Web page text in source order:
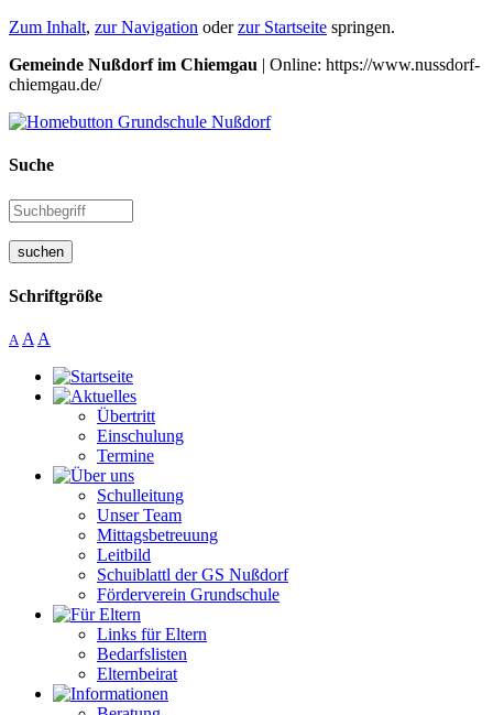
Zum Inhalt, zur Navigation oderzur Startseite springen.
Gemeinde Nußdorf im Chiemgau | Online: https://www.nussdorf-
chiemgau.de/
Suche
suchen
Schriftgröße
A A A
Übertritt
Einschulung
Termine
Schulleitung
Unser Team
Mittagsbetreuung
Leitbild
Schuiblattl der GS Nußdorf
Förderverein Grundschule
Links für Eltern
Bedarfslisten
Elternbeirat